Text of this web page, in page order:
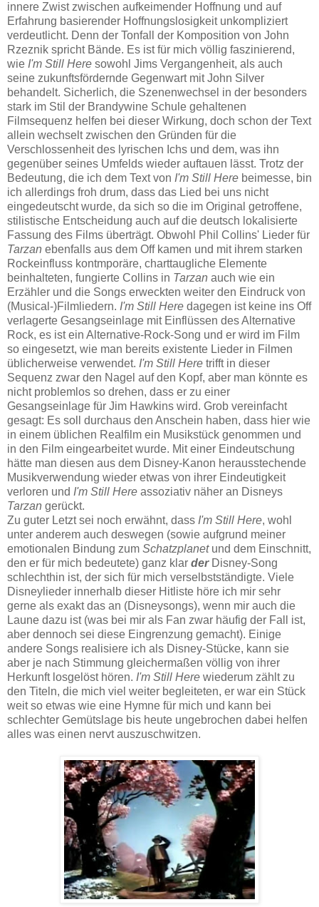
innere Zwist zwischen aufkeimender Hoffnung und auf
Erfahrung basierender Hoffnungslosigkeit unkompliziert
verdeutlicht. Denn der Tonfall der Komposition von John
Rzeznik spricht Bände. Es ist für mich völlig faszinierend,
wie I'm Still Here sowohl Jims Vergangenheit, als auch
seine zukunftsfördernde Gegenwart mit John Silver
behandelt. Sicherlich, die Szenenwechsel in der besonders
stark im Stil der Brandywine Schule gehaltenen
Filmsequenz helfen bei dieser Wirkung, doch schon der Text
allein wechselt zwischen den Gründen für die
Verschlossenheit des lyrischen Ichs und dem, was ihn
gegenüber seines Umfelds wieder auftauen lässt. Trotz der
Bedeutung, die ich dem Text von I'm Still Here beimesse, bin
ich allerdings froh drum, dass das Lied bei uns nicht
eingedeutscht wurde, da sich so die im Original getroffene,
stilistische Entscheidung auch auf die deutsch lokalisierte
Fassung des Films überträgt. Obwohl Phil Collins' Lieder für
Tarzan ebenfalls aus dem Off kamen und mit ihrem starken
Rockeinfluss kontmporäre, charttaugliche Elemente
beinhalteten, fungierte Collins in Tarzan auch wie ein
Erzähler und die Songs erweckten weiter den Eindruck von
(Musical-)Filmliedern. I'm Still Here dagegen ist keine ins Off
verlagerte Gesangseinlage mit Einflüssen des Alternative
Rock, es ist ein Alternative-Rock-Song und er wird im Film
so eingesetzt, wie man bereits existente Lieder in Filmen
üblicherweise verwendet. I'm Still Here trifft in dieser
Sequenz zwar den Nagel auf den Kopf, aber man könnte es
nicht problemlos so drehen, dass er zu einer
Gesangseinlage für Jim Hawkins wird. Grob vereinfacht
gesagt: Es soll durchaus den Anschein haben, dass hier wie
in einem üblichen Realfilm ein Musikstück genommen und
in den Film eingearbeitet wurde. Mit einer Eindeutschung
hätte man diesen aus dem Disney-Kanon herausstechende
Musikverwendung wieder etwas von ihrer Eindeutigkeit
verloren und I'm Still Here assoziativ näher an Disneys
Tarzan gerückt.
Zu guter Letzt sei noch erwähnt, dass I'm Still Here, wohl
unter anderem auch deswegen (sowie aufgrund meiner
emotionalen Bindung zum Schatzplanetund dem Einschnitt,
den er für mich bedeutete) ganz klar derDisney-Song
schlechthin ist, der sich für mich verselbstständigte. Viele
Disneylieder innerhalb dieser Hitliste höre ich mir sehr
gerne als exakt das an (Disneysongs), wenn mir auch die
Laune dazu ist (was bei mir als Fan zwar häufig der Fall ist,
aber dennoch sei diese Eingrenzung gemacht). Einige
andere Songs realisiere ich als Disney-Stücke, kann sie
aber je nach Stimmung gleichermaßen völlig von ihrer
Herkunft losgelöst hören. I'm Still Here wiederum zählt zu
den Titeln, die mich viel weiter begleiteten, er war ein Stück
weit so etwas wie eine Hymne für mich und kann bei
schlechter Gemütslage bis heute ungebrochen dabei helfen
alles was einen nervt auszuschwitzen.